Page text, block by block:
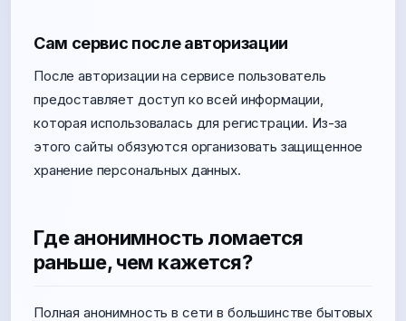
Сам сервис после авторизации
После авторизации на сервисе пользователь
предоставляет доступ ко всей информации,
которая использовалась для регистрации. Из-за
этого сайты обязуются организовать защищенное
хранение персональных данных.
Где анонимность ломается
раньше, чем кажется?
Полная анонимность в сети в большинстве бытовых